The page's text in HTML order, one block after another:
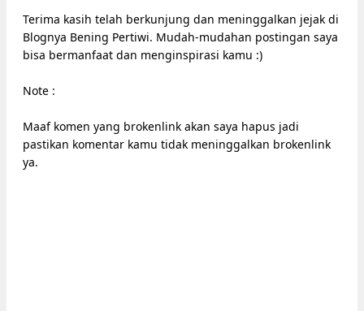
Terima kasih telah berkunjung dan meninggalkan jejak di
Blognya Bening Pertiwi. Mudah-mudahan postingan saya
bisa bermanfaat dan menginspirasi kamu :)
Note :
Maaf komen yang brokenlink akan saya hapus jadi
pastikan komentar kamu tidak meninggalkan brokenlink
ya.